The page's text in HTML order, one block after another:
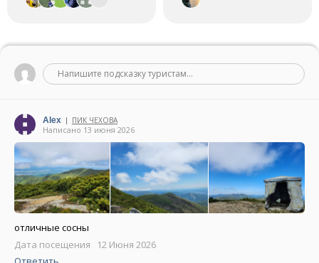
Напишите подсказку туристам...
Alex | ПИК ЧЕХОВА
Написано 13 июня 2026
отличные сосны
Дата посещения 12 Июня 2026